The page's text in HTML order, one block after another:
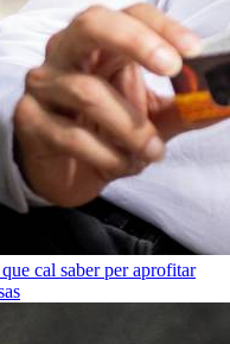
cal saber per aprofitar